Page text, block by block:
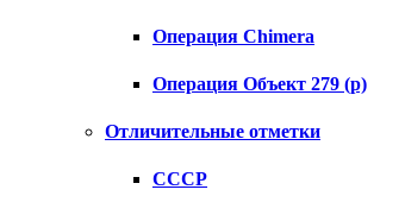
Операция Chimera
Операция Объект 279 (р)
Отличительные отметки
СССР